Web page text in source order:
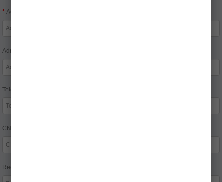
Adresa 1:
Adresa 2:
Telefon 2
CNP
Reg.Com.